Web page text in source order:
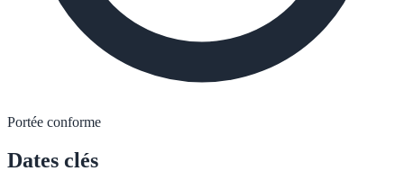
Portée conforme
Dates clés